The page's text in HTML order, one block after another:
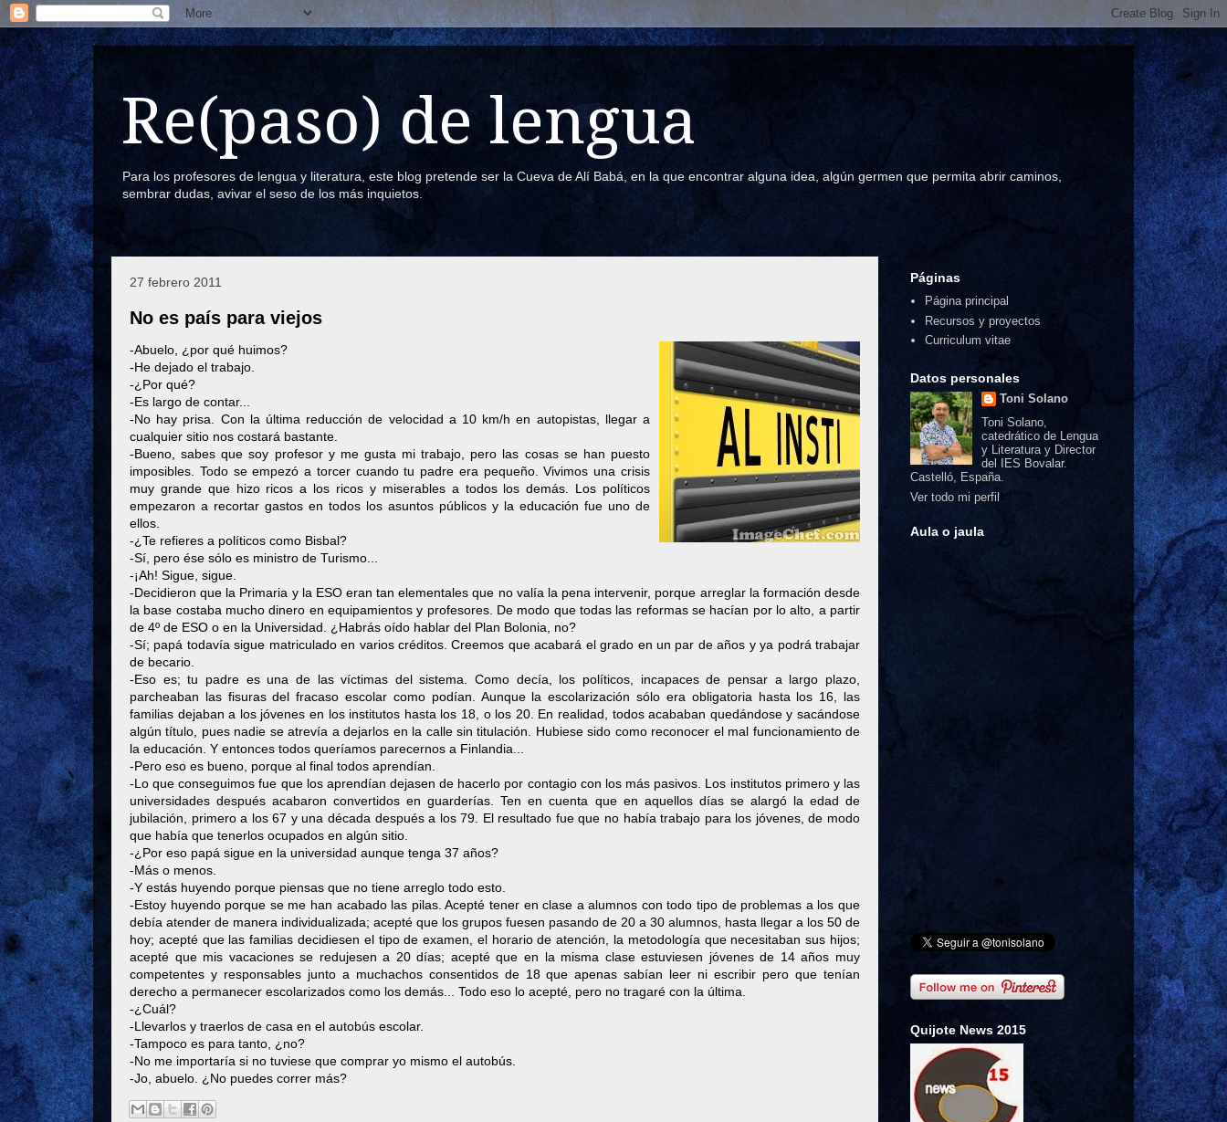
Re(paso) de lengua
Para los profesores de lengua y literatura, este blog pretende ser la Cueva de Alí Babá, en la que encontrar alguna idea, algún germen que permita abrir caminos,
sembrar dudas, avivar el seso de los más inquietos.
27 febrero 2011
No es país para viejos
-Abuelo, ¿por qué huimos?
-He dejado el trabajo.
-¿Por qué?
-Es largo de contar...
-No hay prisa. Con la última reducción de velocidad a 10 km/h en autopistas, llegar a
cualquier sitio nos costará bastante.
-Bueno, sabes que soy profesor y me gusta mi trabajo, pero las cosas se han puesto
imposibles. Todo se empezó a torcer cuando tu padre era pequeño. Vivimos una crisis
muy grande que hizo ricos a los ricos y miserables a todos los demás. Los políticos
empezaron a recortar gastos en todos los asuntos públicos y la educación fue uno de
ellos.
-¿Te refieres a políticos como Bisbal?
-Sí, pero ése sólo es ministro de Turismo...
-¡Ah! Sigue, sigue.
-Decidieron que la Primaria y la ESO eran tan elementales que no valía la pena intervenir, porque arreglar la formación desde
la base costaba mucho dinero en equipamientos y profesores. De modo que todas las reformas se hacían por lo alto, a partir
de 4º de ESO o en la Universidad. ¿Habrás oído hablar del Plan Bolonia, no?
-Sí; papá todavía sigue matriculado en varios créditos. Creemos que acabará el grado en un par de años y ya podrá trabajar
de becario.
-Eso es; tu padre es una de las víctimas del sistema. Como decía, los políticos, incapaces de pensar a largo plazo,
parcheaban las fisuras del fracaso escolar como podían. Aunque la escolarización sólo era obligatoria hasta los 16, las
familias dejaban a los jóvenes en los institutos hasta los 18, o los 20. En realidad, todos acababan quedándose y sacándose
algún título, pues nadie se atrevía a dejarlos en la calle sin titulación. Hubiese sido como reconocer el mal funcionamiento de
la educación. Y entonces todos queríamos parecernos a Finlandia...
-Pero eso es bueno, porque al final todos aprendían.
-Lo que conseguimos fue que los aprendían dejasen de hacerlo por contagio con los más pasivos. Los institutos primero y las
universidades después acabaron convertidos en guarderías. Ten en cuenta que en aquellos días se alargó la edad de
jubilación, primero a los 67 y una década después a los 79. El resultado fue que no había trabajo para los jóvenes, de modo
que había que tenerlos ocupados en algún sitio.
-¿Por eso papá sigue en la universidad aunque tenga 37 años?
-Más o menos.
-Y estás huyendo porque piensas que no tiene arreglo todo esto.
-Estoy huyendo porque se me han acabado las pilas. Acepté tener en clase a alumnos con todo tipo de problemas a los que
debía atender de manera individualizada; acepté que los grupos fuesen pasando de 20 a 30 alumnos, hasta llegar a los 50 de
hoy; acepté que las familias decidiesen el tipo de examen, el horario de atención, la metodología que necesitaban sus hijos;
acepté que mis vacaciones se redujesen a 20 días; acepté que en la misma clase estuviesen jóvenes de 14 años muy
competentes y responsables junto a muchachos consentidos de 18 que apenas sabían leer ni escribir pero que tenían
derecho a permanecer escolarizados como los demás... Todo eso lo acepté, pero no tragaré con la última.
-¿Cuál?
-Llevarlos y traerlos de casa en el autobús escolar.
-Tampoco es para tanto, ¿no?
-No me importaría si no tuviese que comprar yo mismo el autobús.
-Jo, abuelo. ¿No puedes correr más?
Páginas
Página principal
Recursos y proyectos
Curriculum vitae
Datos personales
Toni Solano
Toni Solano,
catedrático de Lengua
y Literatura y Director
del IES Bovalar.
Castelló, España.
Ver todo mi perfil
Aula o jaula
Quijote News 2015